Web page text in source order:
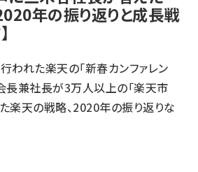
年の振り返りと成長戦
われた楽天の「新春カンファレン
長兼社長が3万人以上の「楽天市
楽天の戦略、2020年の振り返りな